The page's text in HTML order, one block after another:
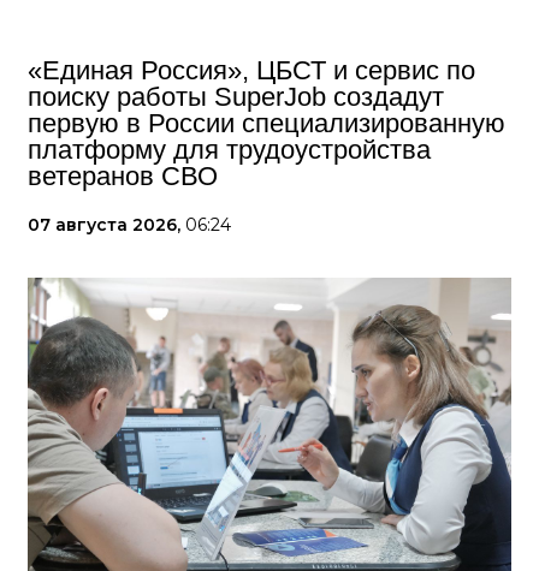
«Единая Россия», ЦБСТ и сервис по
поиску работы SuperJob создадут
первую в России специализированную
платформу для трудоустройства
ветеранов СВО
07 августа 2026, 06:24